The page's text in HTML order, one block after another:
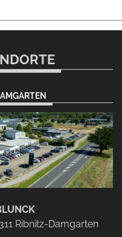
Ribnitz-Damgarten